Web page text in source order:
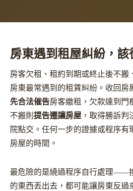
房東遇到租屋糾紛，該
房客欠租、租約到期或終止後不搬
房東最常遇到的租賃糾紛。收回房
先合法催告房客繳租，欠款達到門
不搬則 提告遷讓房屋 ，取得勝訴判
院點交。任何一步的證據或程序有
房屋的時間。
最危險的是繞過程序自行處理——
的東西丟出去，都可能讓房東反過